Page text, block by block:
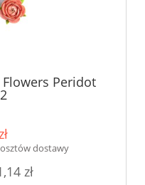
Peridot
dostawy
zł